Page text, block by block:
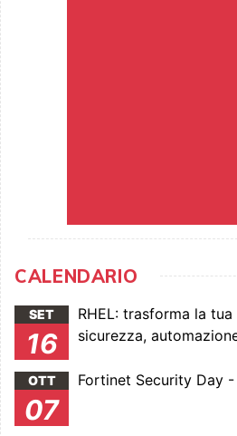
CALENDARIO
SET
16
RHEL: trasforma la
sicurezza,
OTT
07
Fortinet Security Day -